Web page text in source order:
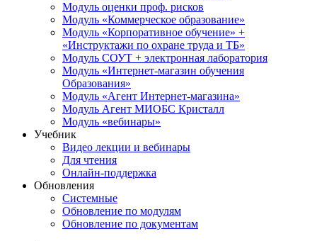
Модуль оценки проф. рисков
Модуль «Коммерческое образование»
Модуль «Корпоративное обучение» +
«Инструктажи по охране труда и ТБ»
Модуль СОУТ + электронная лаборатория
Модуль «Интернет-магазин обучения
Образования»
Модуль «Агент Интернет-магазина»
Модуль Агент МИОБС Кристалл
Модуль «вебинары»
Учебник
Видео лекции и вебинары
Для чтения
Онлайн-поддержка
Обновления
Системные
Обновление по модулям
Обновление по документам